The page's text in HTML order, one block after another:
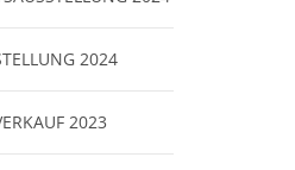
2024
2023